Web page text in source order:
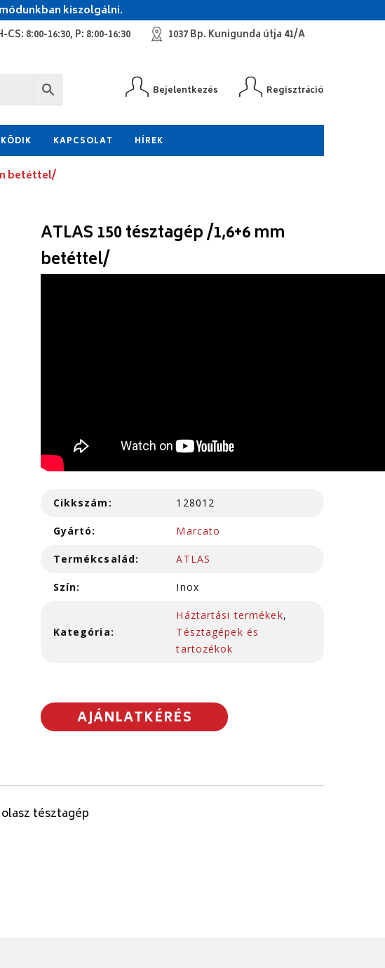
kiszolgálni.
CS: 8:00-16:30, P: 8:00-16:30 1037 Bp. Kunigunda útja 41/A
Bejelentkezés Regisztráció
KAPCSOLAT HÍREK
betéttel/
ATLAS 150 tésztagép /1,6+6 mm
betéttel/
Cikkszám: 128012
Gyártó: Marcato
Termékcsalád: ATLAS
Szín: Inox
Kategória:
Háztartási termékek,
Tésztagépek és
tartozékok
AJÁNLATKÉRÉS
tésztagép